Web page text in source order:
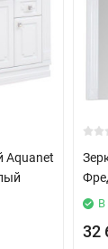
Aquanet
В
32